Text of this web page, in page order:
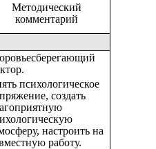
Методический
комментарий
психологическое
создать
настроить на
работу.